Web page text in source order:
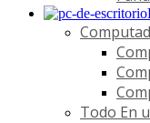
Todo En